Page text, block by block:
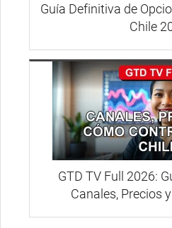
Guía Definitiva de
Chile
GTD TV Full 2026:
Canales, Precios